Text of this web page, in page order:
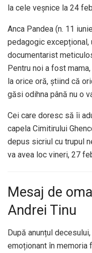
la cele veșnice la 24
Anca Pandea (n. 11
pedagogic excepțional,
documentarist
Pentru noi a fost
la orice oră, știind că
găsi odihna până nu o
Cei care doresc să îi
capela Cimitirului
depus sicriul cu trupul
va avea loc vineri, 27
Mesaj de
Andrei Tinu
După anunțul
emoționant în memoria